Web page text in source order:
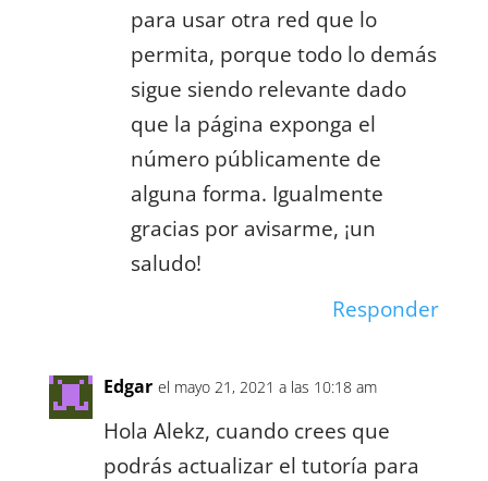
para usar otra red que lo
permita, porque todo lo demás
sigue siendo relevante dado
que la página exponga el
número públicamente de
alguna forma. Igualmente
gracias por avisarme, ¡un
saludo!
Responder
Edgar el mayo 21, 2021 a las 10:18 am
Hola Alekz, cuando crees que
podrás actualizar el tutoría para